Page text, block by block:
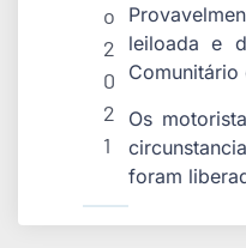
o
2
0
2
1
leiloada e
Comunitário
Os
foram